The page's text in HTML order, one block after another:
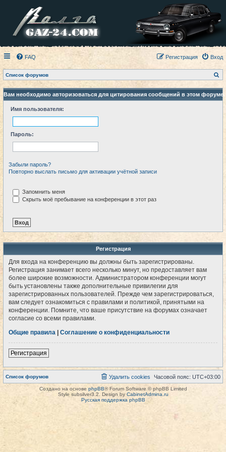
FAQ Вход
Регистрация
Список форумов
о
с
к
Вам необходимо авторизоваться для цитирования сообщений в этом форуме.
Имя пользователя:
Пароль:
Забыли пароль?
Повторно выслать письмо для активации учётной записи
Запомнить меня
Скрыть моё пребывание на конференции в этот раз
Регистрация
Для входа на конференцию вы должны быть зарегистрированы.
Регистрация занимает всего несколько минут, но предоставляет вам
более широкие возможности. Администратором конференции могут
быть установлены также дополнительные привилегии для
зарегистрированных пользователей. Прежде чем зарегистрироваться,
вам следует ознакомиться с правилами и политикой, принятыми на
конференции. Помните, что ваше присутствие на форумах означает
согласие со всеми правилами.
Общие правила
Соглашение о конфиденциальности
Регистрация
Список форумов Часовой пояс: UTC+03:00
Удалить cookies
Создано на основе phpBB® Forum Software © phpBB Limited
Style subsilver3.2. Design by CabinetAdmina.ru
Русская поддержка phpBB